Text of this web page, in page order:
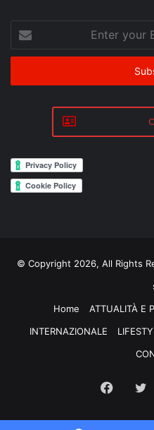
your
Email
© Copyright 2026, All Rights
Home
ATTUALITÀ E
INTERNAZIONALE